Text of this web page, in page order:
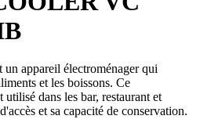
un appareil électroménager qui
et les boissons. Ce
utilisé dans les bar, restaurant et
et sa capacité de conservation.